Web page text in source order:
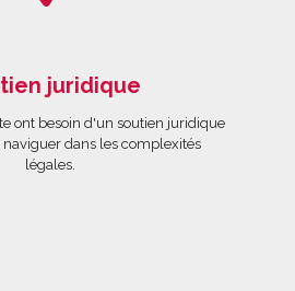
juridique
ont besoin d'un soutien juridique
naviguer dans les complexités
légales.